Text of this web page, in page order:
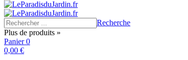
Recherche
Plus de produits »
Panier 0
0,00 €